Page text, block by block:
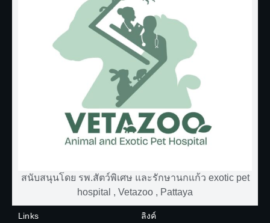
สนับสนุนโดย รพ.สัตว์พิเศษ และรักษานกแก้ว exotic pet
hospital , Vetazoo , Pattaya
Links ลิงค์